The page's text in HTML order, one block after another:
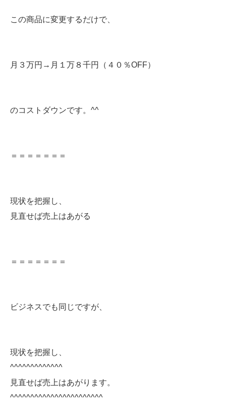
この商品に変更するだけで、
月３万円→月１万８千円（４０％OFF）
のコストダウンです。^^
＝＝＝＝＝＝＝
現状を把握し、
見直せば売上はあがる
＝＝＝＝＝＝＝
ビジネスでも同じですが、
現状を把握し、
^^^^^^^^^^^^^
見直せば売上はあがります。
^^^^^^^^^^^^^^^^^^^^^^^